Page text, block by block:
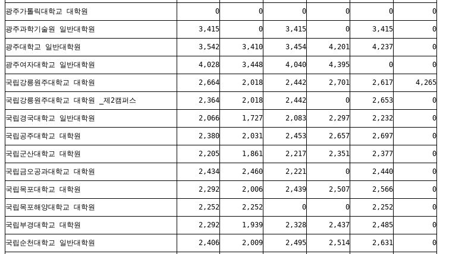
광주가톨릭대학교 대학원 0 0 0 0 0 0
광주과학기술원 일반대학원 3,415 0 3,415 0 3,415 0
광주대학교 일반대학원 3,542 3,410 3,454 4,201 4,237 0
광주여자대학교 일반대학원 4,028 3,448 4,040 4,395 0 0
국립강릉원주대학교 대학원 2,664 2,018 2,442 2,701 2,617 4,265
국립강릉원주대학교 대학원 _제2캠퍼스 2,364 2,018 2,442 0 2,653 0
국립경국대학교 일반대학원 2,066 1,727 2,083 2,297 2,232 0
국립공주대학교 대학원 2,380 2,031 2,453 2,657 2,697 0
국립군산대학교 대학원 2,205 1,861 2,217 2,351 2,377 0
국립금오공과대학교 대학원 2,434 2,460 2,221 0 2,440 0
국립목포대학교 대학원 2,292 2,006 2,439 2,507 2,566 0
국립목포해양대학교 대학원 2,252 2,252 0 0 2,252 0
국립부경대학교 대학원 2,292 1,939 2,328 2,437 2,485 0
국립순천대학교 일반대학원 2,406 2,009 2,495 2,514 2,631 0